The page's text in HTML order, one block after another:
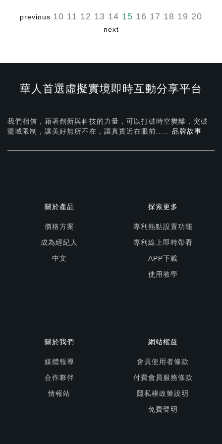
previous 10 11 12 13 14 15 16 17 18 19 20
next
華人首選虛擬實境即時互動分享平台
我們相信，藉著創新與科技的力量，可以打破時空樊離，突破
疆域限制，讓美好無所不在， 讓真實近在眼前..... 品牌故事
關於產品
價格方案
成為經紀人
中文
探索更多
專利熱點設置功能
專利線上即時帶看
APP下載
使用教學
關於我們
媒體報導
合作夥伴
情報站
網站權益
會員使用者條款
付費會員服務條款
隱私權政策說明
免費聲明